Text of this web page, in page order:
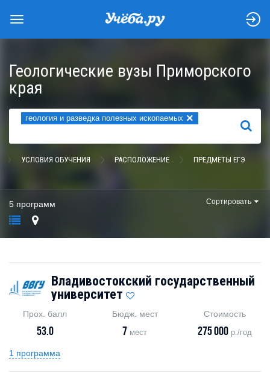
Геологические вузы Приморского
края
геология и разведка полезных ископаемых ×
НАЙТИ
УСЛОВИЯ ОБУЧЕНИЯ РАСПОЛОЖЕНИЕ ПРЕДМЕТЫ ЕГЭ
5 программ Сортировать
Владивостокский государственный
университет
Прох. балл
53.0
Бюдж. мест
7 мест
Стоимость
275 000 р./год
1 программа